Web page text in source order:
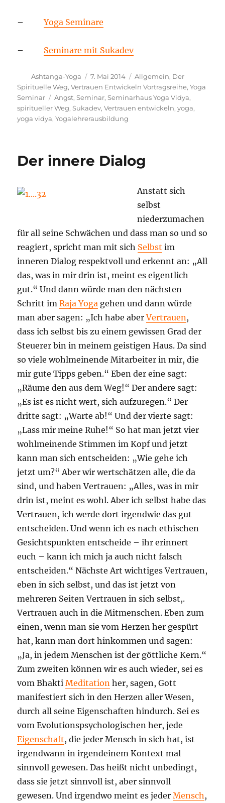
–Yoga Seminare
– Seminare mit Sukadev
Autor
Ashtanga-Yoga
Veröffentlicht
am
7. Mai 2014 Kategorien
Allgemein, Der
Spirituelle Weg,Vertrauen Entwickeln Vortragsreihe,Yoga
Seminar
Schlagwörter
Angst,Seminar,Seminarhaus Yoga Vidya,
spiritueller Weg,Sukadev,Vertrauen entwickeln,yoga,
yoga vidya,Yogalehrerausbildung
Der innere Dialog
Anstatt sich
selbst
niederzumachen
für all seine Schwächen und dass man so und so
reagiert, spricht man mit sich Selbst im
inneren Dialog respektvoll und erkennt an: „All
das, was in mir drin ist, meint es eigentlich
gut.“ Und dann würde man den nächsten
Schritt imRaja Yoga gehen und dann würde
man aber sagen: „Ich habe aberVertrauen,
dass ich selbst bis zu einem gewissen Grad der
Steuerer bin in meinem geistigen Haus. Da sind
so viele wohlmeinende Mitarbeiter in mir, die
mir gute Tipps geben.“ Eben der eine sagt:
„Räume den aus dem Weg!“ Der andere sagt:
„Es ist es nicht wert, sich aufzuregen.“ Der
dritte sagt: „Warte ab!“ Und der vierte sagt:
„Lass mir meine Ruhe!“ So hat man jetzt vier
wohlmeinende Stimmen im Kopf und jetzt
kann man sich entscheiden: „Wie gehe ich
jetzt um?“ Aber wir wertschätzen alle, die da
sind, und haben Vertrauen: „Alles, was in mir
drin ist, meint es wohl. Aber ich selbst habe das
Vertrauen, ich werde dort irgendwie das gut
entscheiden. Und wenn ich es nach ethischen
Gesichtspunkten entscheide – ihr erinnert
euch – kann ich mich ja auch nicht falsch
entscheiden.“ Nächste Art wichtiges Vertrauen,
eben in sich selbst, und das ist jetzt von
mehreren Seiten Vertrauen in sich selbst,.
Vertrauen auch in die Mitmenschen. Eben zum
einen, wenn man sie vom Herzen her gespürt
hat, kann man dort hinkommen und sagen:
„Ja, in jedem Menschen ist der göttliche Kern.“
Zum zweiten können wir es auch wieder, sei es
vom BhaktiMeditation her, sagen, Gott
manifestiert sich in den Herzen aller Wesen,
durch all seine Eigenschaften hindurch. Sei es
vom Evolutionspsychologischen her, jede
Eigenschaft, die jeder Mensch in sich hat, ist
irgendwann in irgendeinem Kontext mal
sinnvoll gewesen. Das heißt nicht unbedingt,
dass sie jetzt sinnvoll ist, aber sinnvoll
gewesen. Und irgendwo meint es jederMensch,